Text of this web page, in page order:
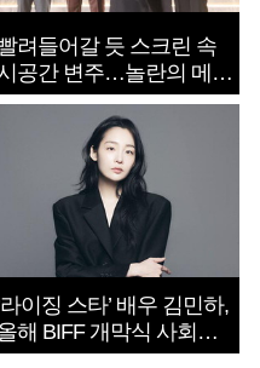
려들어갈 듯 스크린 속
공간 변주…놀란의 메시
는 ‘전쟁 속죄’
라이징 스타’ 배우 김민하,
해 BIFF 개막식 사회자
정